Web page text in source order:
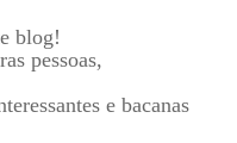
blog!
pessoas,
e bacanas